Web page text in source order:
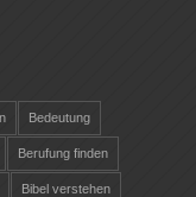
Bedeutung
Berufung finden
Bibel verstehen